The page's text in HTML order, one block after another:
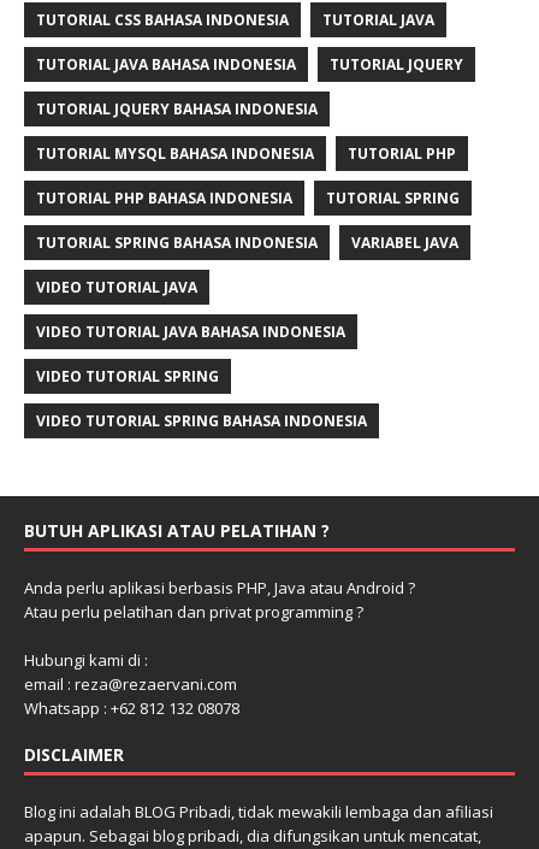
TUTORIAL CSS BAHASA INDONESIA TUTORIAL JAVA
TUTORIAL JAVA BAHASA INDONESIA TUTORIAL JQUERY
TUTORIAL JQUERY BAHASA INDONESIA
TUTORIAL MYSQL BAHASA INDONESIA TUTORIAL PHP
TUTORIAL PHP BAHASA INDONESIA TUTORIAL SPRING
TUTORIAL SPRING BAHASA INDONESIA VARIABEL JAVA
VIDEO TUTORIAL JAVA
VIDEO TUTORIAL JAVA BAHASA INDONESIA
VIDEO TUTORIAL SPRING
VIDEO TUTORIAL SPRING BAHASA INDONESIA
BUTUH APLIKASI ATAU PELATIHAN ?
Anda perlu aplikasi berbasis PHP, Java atau Android ?
Atau perlu pelatihan dan privat programming ?
Hubungi kami di :
email : reza@rezaervani.com
Whatsapp : +62 812 132 08078
DISCLAIMER
Blog ini adalah BLOG Pribadi, tidak mewakili lembaga dan afiliasi
apapun. Sebagai blog pribadi, dia difungsikan untuk mencatat,